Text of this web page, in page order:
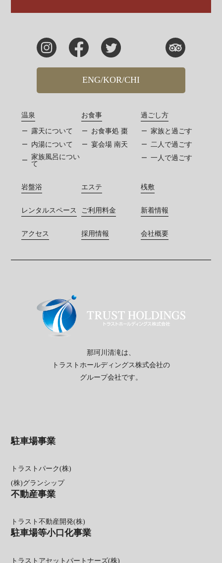
温泉
露天について
内湯について
家族風呂につい
て
お食事
お食事処 棗
宴会場 南天
過ごし方
家族と過ごす
二人で過ごす
一人で過ごす
ENG/KOR/CHI
岩盤浴 エステ 桟敷
レンタルスペース ご利用料金 新着情報
アクセス 採用情報 会社概要
那珂川清滝は、
トラストホールディングス株式会社の
グループ会社です。
駐車場事業
トラストパーク(株)
(株)グランシップ
不動産事業
トラスト不動産開発(株)
駐車場等小口化事業
トラストアセットパートナーズ(株)